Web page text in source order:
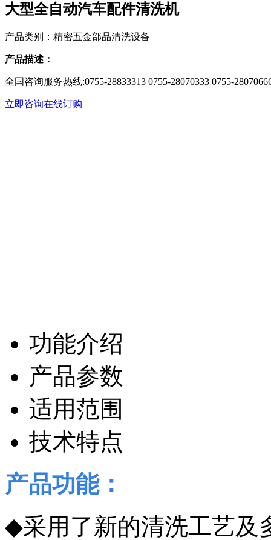
大型全自动汽车配件清洗机
产品类别：精密五金部品清洗设备
产品描述：
全国咨询服务热线:0755-28833313 0755-28070333 0755-
立即咨询在线订购
功能介绍
产品参数
适用范围
技术特点
产品功能：
◆采用了新的清洗工艺及